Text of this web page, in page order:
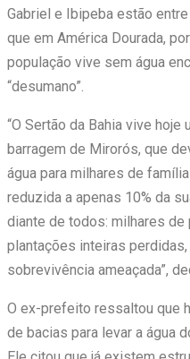
Gabriel e Ibipeba estão
que em América Dourada,
população vive sem água
“desumano”.
“O Sertão da Bahia vive hoje
barragem de Mirorós, que
água para milhares de
reduzida a apenas 10% da
diante de todos: milhares
plantações inteiras
sobrevivência ameaçada”,
O ex-prefeito ressaltou que
de bacias para levar a água